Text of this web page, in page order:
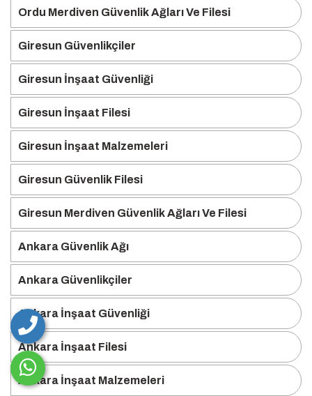
Ordu Merdiven Güvenlik Ağları Ve Filesi
Giresun Güvenlikçiler
Giresun İnşaat Güvenliği
Giresun İnşaat Filesi
Giresun İnşaat Malzemeleri
Giresun Güvenlik Filesi
Giresun Merdiven Güvenlik Ağları Ve Filesi
Ankara Güvenlik Ağı
Ankara Güvenlikçiler
Ankara İnşaat Güvenliği
Ankara İnşaat Filesi
Ankara İnşaat Malzemeleri